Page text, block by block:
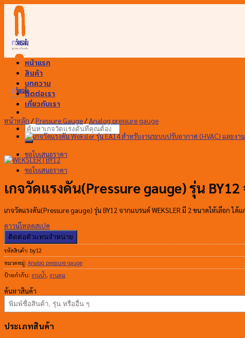
Skip
content
ค้นหา:
ขอใบเสนอราคา
ขอใบเสนอราคา
หน้าแรก
สินค้า
บทความ
ติดต่อเรา
เกี่ยวกับเรา
หน้าหลัก /Pressure Gauge/Analog pressure gauge
เกจวัดแรงดัน(Pressure gauge) รุ่น
เกจวัดแรงดัน(Pressure gauge) รุ่น BY12 จากแบรนด์ WEKSLER มี 2 ขนาดให้เลือก ได้
ดาวน์โหลดสเปค
ติดต่อตัวแทนจำหน่าย
รหัสสินค้า: by12
หมวดหมู่: Analog pressure gauge
ป้ายกำกับ: งานน้ำ, งานลม
ค้นหาสินค้า
ประเภทสินค้า